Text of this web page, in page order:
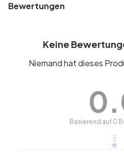
Bewertungen
Keine
Niemand hat dieses
Basierend auf 0
5